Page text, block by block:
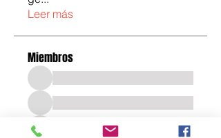
Leer más
Miembros